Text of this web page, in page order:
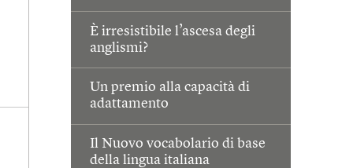
È irresistibile l’ascesa degli
anglismi?
Un premio alla capacità di
adattamento
Il Nuovo vocabolario di base
della lingua italiana